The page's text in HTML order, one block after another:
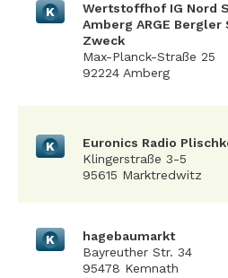
K
Wertstoffhof IG Nord
Amberg ARGE Bergler
Zweck
Max-Planck-Straße 25
92224 Amberg
K
Euronics Radio
Klingerstraße 3-5
95615 Marktredwitz
K
hagebaumarkt
Bayreuther Str. 34
95478 Kemnath